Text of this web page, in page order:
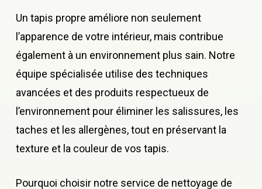
Un tapis propre améliore non seulement
l’apparence de votre intérieur, mais contribue
également à un environnement plus sain. Notre
équipe spécialisée utilise des techniques
avancées et des produits respectueux de
l’environnement pour éliminer les salissures, les
taches et les allergènes, tout en préservant la
texture et la couleur de vos tapis.
Pourquoi choisir notre service de nettoyage de